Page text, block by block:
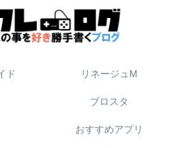
ド リネージュM
ブロスタ
おすすめアプリ